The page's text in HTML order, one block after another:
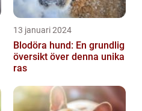
13 januari 2024
Blodöra hund: En grundlig
översikt över denna unika
ras